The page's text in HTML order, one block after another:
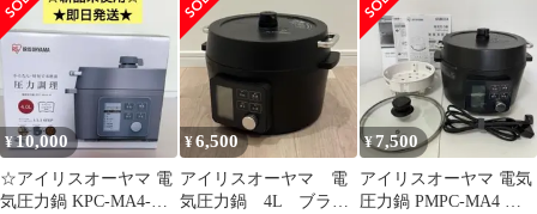
¥10,000
☆アイリスオーヤマ 電
気圧力鍋 KPC-MA4-B
¥6,500
アイリスオーヤマ 電
気圧力鍋 4L ブラッ
¥7,500
アイリスオーヤマ 電気
圧力鍋 PMPC-MA4 ブ